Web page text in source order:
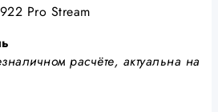
Pro Stream
расчёте, актуальна на